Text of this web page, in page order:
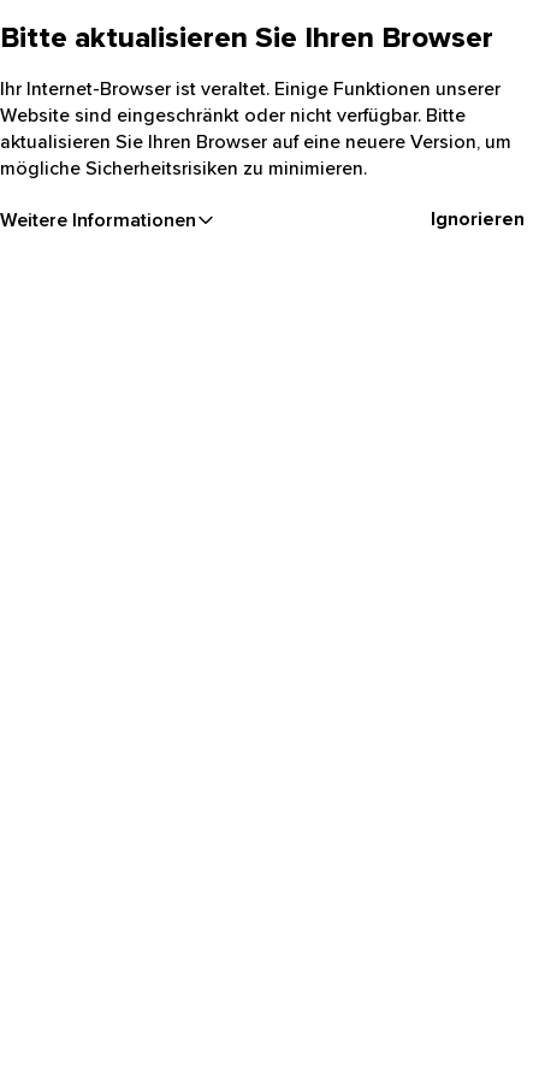
Bitte aktualisieren Sie Ihren Browser
Ihr Internet-Browser ist veraltet. Einige Funktionen unserer
Website sind eingeschränkt oder nicht verfügbar. Bitte
aktualisieren Sie Ihren Browser auf eine neuere Version, um
mögliche Sicherheitsrisiken zu minimieren.
Weitere Informationen Ignorieren